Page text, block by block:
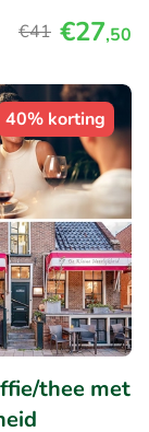
€41 €27,50
40% korting
thee met